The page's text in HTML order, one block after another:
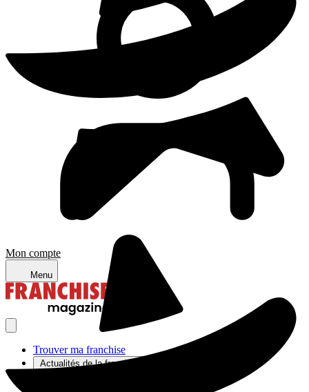
Mon compte
Menu
Trouver ma franchise
Actualités de la franchise